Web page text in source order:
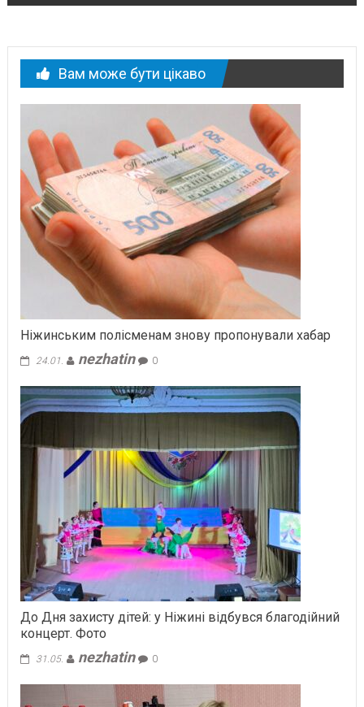
Вам може бути цікаво
Ніжинським полісменам знову пропонували хабар
24.01. nezhatin 0
До Дня захисту дітей: у Ніжині відбувся благодійний
концерт. Фото
31.05. nezhatin 0